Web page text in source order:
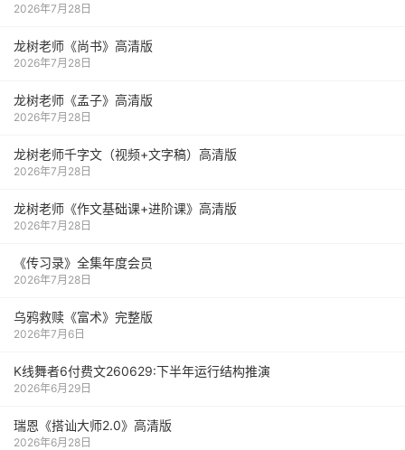
2026年7月28日
龙树老师《尚书》高清版
2026年7月28日
龙树老师《孟子》高清版
2026年7月28日
龙树老师千字文（视频+文字稿）高清版
2026年7月28日
龙树老师《作文基础课+进阶课》高清版
2026年7月28日
《传习录》全集年度会员
2026年7月28日
乌鸦救赎《富术》完整版
2026年7月6日
K线舞者6付费文260629:下半年运行结构推演
2026年6月29日
瑞恩《搭讪大师2.0》高清版
2026年6月28日